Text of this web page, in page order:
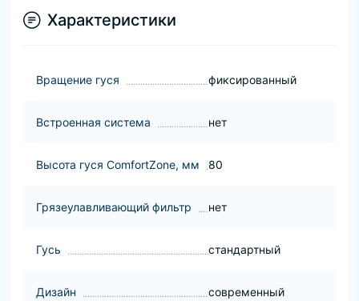
Характеристики
Вращение гуся фиксированный
Встроенная система нет
Высота гуся ComfortZone, мм 80
Грязеулавливающий фильтр нет
Гусь стандартный
Дизайн современный